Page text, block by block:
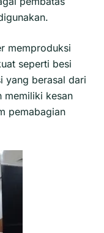
memproduksi
seperti besi
yang berasal dari
memiliki kesan
pemabagian